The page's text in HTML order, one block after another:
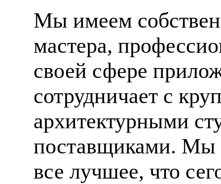
Мы имеем
мастера,
своей сфере
сотрудничает с
архитектурными
поставщиками. Мы
все лучшее, что